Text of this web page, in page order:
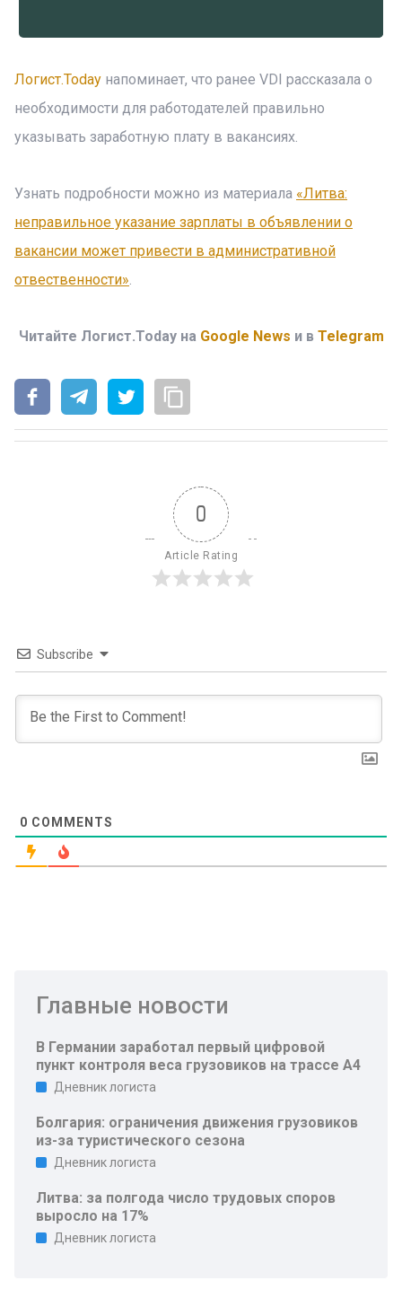
Логист.Today напоминает, что ранее VDI рассказала о
необходимости для работодателей правильно
указывать заработную плату в вакансиях.
Узнать подробности можно из материала «Литва:
неправильное указание зарплаты в объявлении о
вакансии может привести в административной
отвественности».
Читайте Логист.Today на Google News и в Telegram
0
Article Rating
Subscribe
0 COMMENTS
Главные новости
В Германии заработал первый цифровой
пункт контроля веса грузовиков на трассе A4
Дневник логиста
Болгария: ограничения движения грузовиков
из-за туристического сезона
Дневник логиста
Литва: за полгода число трудовых споров
выросло на 17%
Дневник логиста